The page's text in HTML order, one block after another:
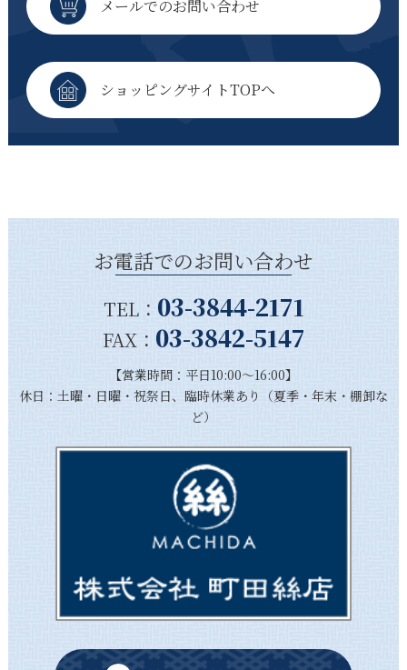
メールでのお問い合わせ
ショッピングサイトTOPへ
お電話でのお問い合わせ
TEL： 03-3844-2171
FAX： 03-3842-5147
【営業時間：平日10:00～16:00】
休日：土曜・日曜・祝祭日、臨時休業あり（夏季・年末・棚卸な
ど）